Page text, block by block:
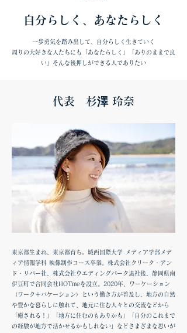
自分らしく、あなたらしく
一歩勇気を踏み出して、
自分らしく生きていく
周りの大好きな人たちにも「あなたらしく」「ありのままで良
い」そんな後押しができる人でありたい
代表 杉澤 玲奈
​東京都生まれ、東京都育ち。城西国際大学 メディア学部メデ
ィア情報学科 映像制作コース卒業。株式会社クリーク・アン
ド・リバー社、株式会社ウエディングパーク退社後、静岡県南
伊豆町で合同会社HOTmeを設立。2020年、ワーケーション
（ワーク＋バケーション）という働き方が普及し、地方の自然
や豊かな暮らしに触れて、地元に住む人々との交流などから
「癒される！」「地方に住むのもありかも」「自分のこれまで
の経験が地方で活かせるかもしれない」などさまざまな思いが